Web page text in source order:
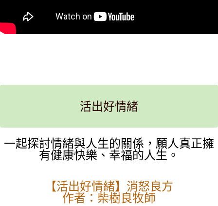
活出好情緒
一起探討情緒與人生的關係，願人真正擁
有健康快樂、幸福的人生。
【活出好情緒】消怒良方
作者：柴樹良牧師